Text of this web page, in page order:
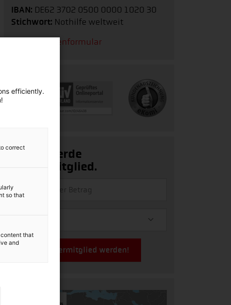
IBAN: DE62 3702 0500 0000 1020 30
Stichwort: Nothilfe weltweit
Zum Spendenformular
Ja, ich werde
Fördermitglied.
Jetzt Fördermitglied werden!
efficiently.
correct
so that
that
and